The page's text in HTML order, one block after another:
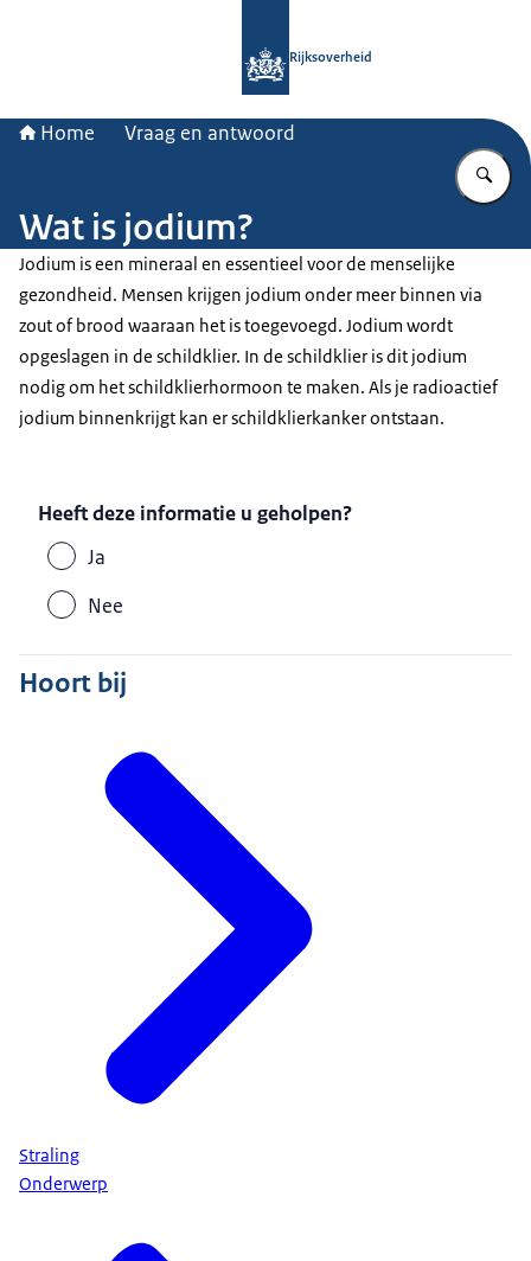
Rijksoverheid
Home Vraag en antwoord
Wat is jodium?
Jodium is een mineraal en essentieel voor de menselijke
gezondheid. Mensen krijgen jodium onder meer binnen via
zout of brood waaraan het is toegevoegd. Jodium wordt
opgeslagen in de schildklier. In de schildklier is dit jodium
nodig om het schildklierhormoon te maken. Als je radioactief
jodium binnenkrijgt kan er schildklierkanker ontstaan.
Heeft deze informatie u geholpen?
Ja
Nee
Hoort bij
Straling
Onderwerp